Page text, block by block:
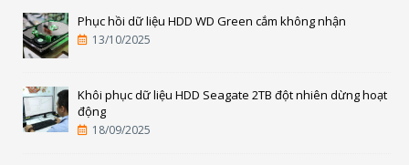
Phục hồi dữ liệu HDD WD Green cắm không nhận
13/10/2025
Khôi phục dữ liệu HDD Seagate 2TB đột nhiên dừng hoạt
động
18/09/2025